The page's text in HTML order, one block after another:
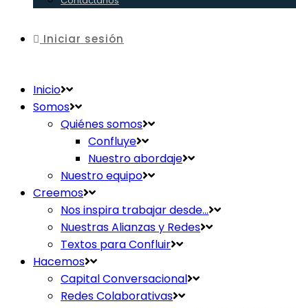
Iniciar sesión
Inicio
Somos
Quiénes somos
Confluye
Nuestro abordaje
Nuestro equipo
Creemos
Nos inspira trabajar desde…
Nuestras Alianzas y Redes
Textos para Confluir
Hacemos
Capital Conversacional
Redes Colaborativas